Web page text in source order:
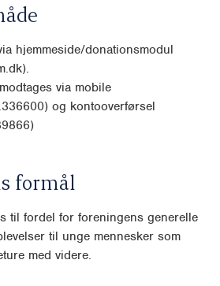
hjemmeside/donationsmodul
via mobile
og kontooverførsel
formål
til fordel for foreningens generelle
til unge mennesker som
med videre.